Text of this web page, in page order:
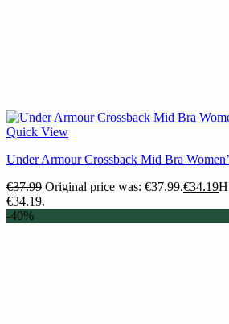
Quick View
Under Armour Crossback Mid Bra
€37.99 Original price was: €37.99.€34.19Η
€34.19.
-40%